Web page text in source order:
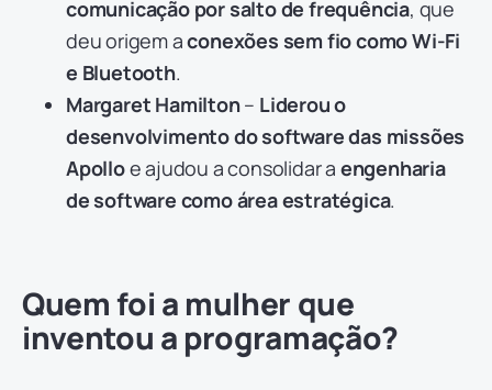
comunicação por salto de frequência, que
deu origem aconexões sem fio como Wi-Fi
e Bluetooth.
Margaret Hamilton– Liderou o
desenvolvimento do software das missões
Apolloe ajudou a consolidar a engenharia
de software como área estratégica.
Quem foi a mulher que
inventou a programação?